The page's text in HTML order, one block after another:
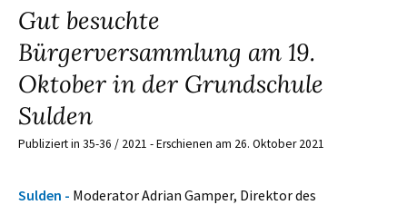
Gut besuchte
Bürgerversammlung am 19.
Oktober in der Grundschule
Sulden
Publiziert in 35-36 / 2021 - Erschienen am 26. Oktober 2021
Sulden - Moderator Adrian Gamper, Direktor des